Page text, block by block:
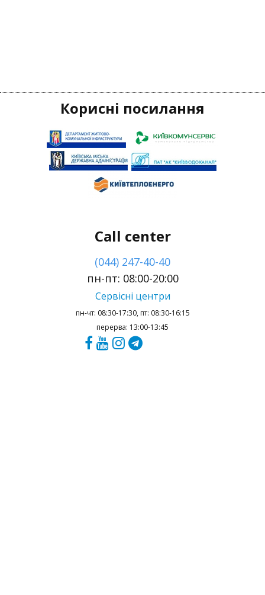
Корисні посилання
Call center
(044) 247-40-40
пн-пт: 08:00-20:00
Сервісні центри
пн-чт: 08:30-17:30, пт: 08:30-16:15
перерва: 13:00-13:45